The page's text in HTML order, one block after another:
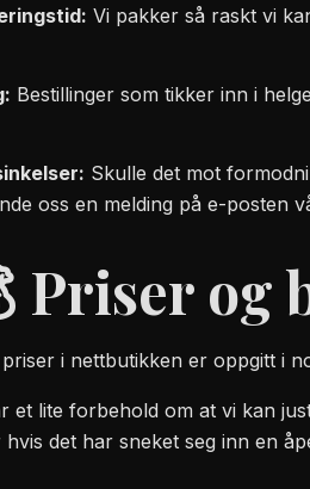
Vi pakker så raskt vi
Bestillinger som tikker inn i
Skulle det mot
oss en melding på e-posten
Priser og
i nettbutikken er oppgitt i
et lite forbehold om at vi kan
hvis det har sneket seg inn en